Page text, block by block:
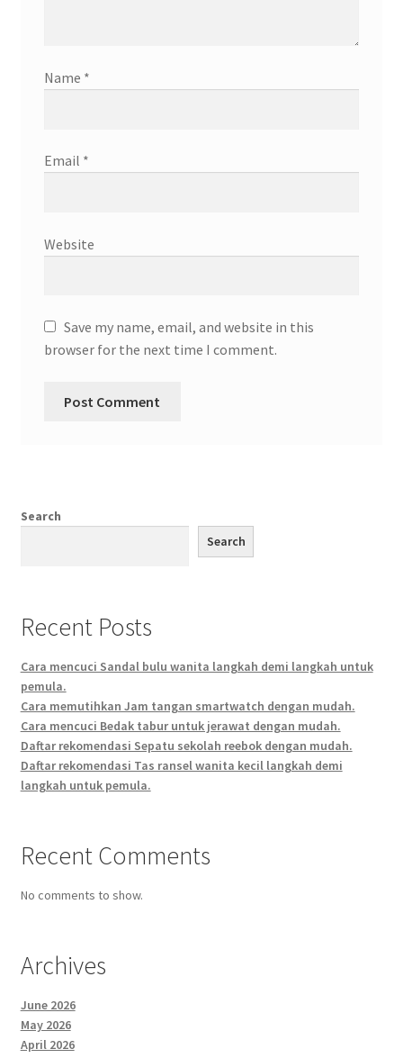
Name *
Email *
Website
Save my name, email, and website in this
browser for the next time I comment.
Search
Search
Recent Posts
Cara mencuci Sandal bulu wanita langkah demi langkah untuk
pemula.
Cara memutihkan Jam tangan smartwatch dengan mudah.
Cara mencuci Bedak tabur untuk jerawat dengan mudah.
Daftar rekomendasi Sepatu sekolah reebok dengan mudah.
Daftar rekomendasi Tas ransel wanita kecil langkah demi
langkah untuk pemula.
Recent Comments
No comments to show.
Archives
June 2026
May 2026
April 2026